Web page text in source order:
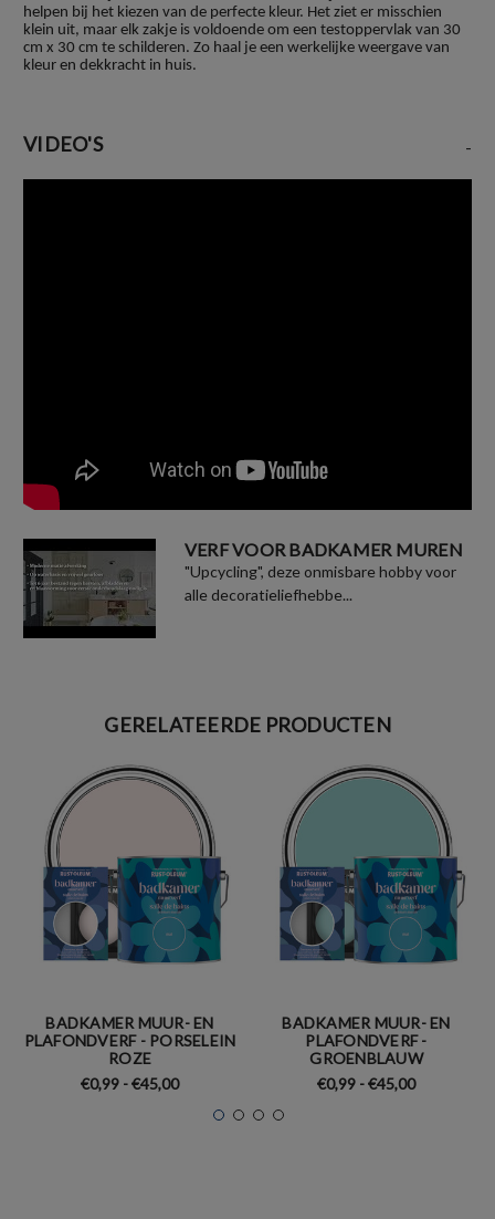
helpen bij het kiezen van de perfecte kleur. Het ziet er misschien
klein uit, maar elk zakje is voldoende om een testoppervlak van 30
cm x 30 cm te schilderen. Zo haal je een werkelijke weergave van
kleur en dekkracht in huis.
VIDEO'S -
VERF VOOR BADKAMER MUREN
"Upcycling", deze onmisbare hobby voor
alle decoratieliefhebbe...
GERELATEERDE PRODUCTEN
BADKAMER MUUR- EN
PLAFONDVERF - PORSELEIN
ROZE
€0,99 - €45,00
BADKAMER MUUR- EN
PLAFONDVERF -
GROENBLAUW
€0,99 - €45,00